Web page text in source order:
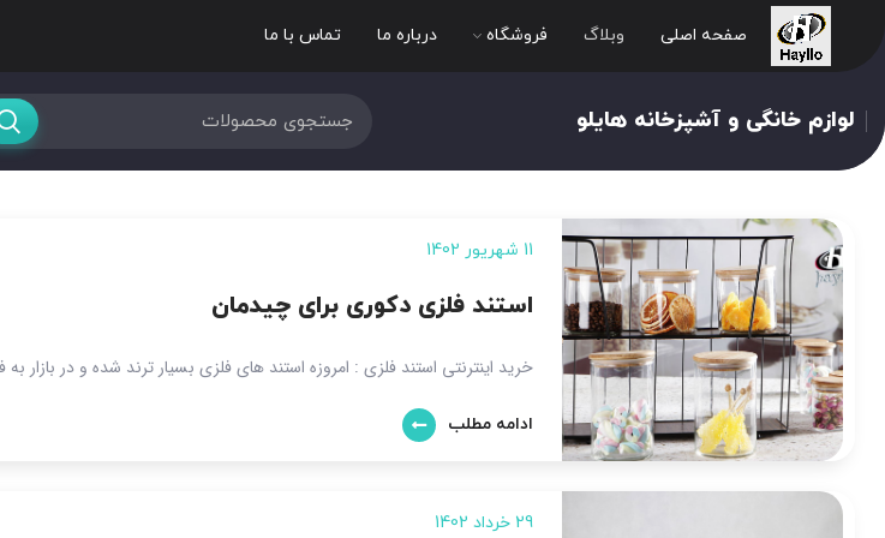
صفحه اصلی وبلاگ فروشگاه درباره ما تماس با ما
لوازم خانگی و آشپزخانه هایلو
11 شهریور 1402
استند فلزی دکوری برای چیدمان
خرید اینترنتی استند فلزی : امروزه استند های فلزی بسیار ترند شده و در بازار
ادامه مطلب
29 خرداد 1402